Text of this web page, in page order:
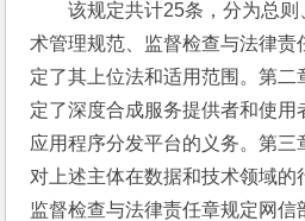
该规定共计25条，分为总
术管理规范、监督检查与法律责
定了其上位法和适用范围。第二
定了深度合成服务提供者和使用
应用程序分发平台的义务。第三
对上述主体在数据和技术领域的
监督检查与法律责任章规定网信